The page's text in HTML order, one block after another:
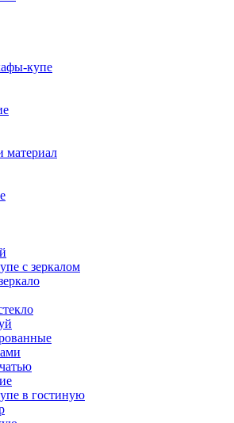
купе
материал
с зеркалом
в гостиную